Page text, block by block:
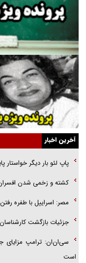
غریزه‌ی بقا و آقای باقی و رفقا
جراحی‌های زیبایی با مدرک
گفت‌وگو با همسر یکی از
انگشت‌های پا شناسایی کردیم
نسلی که آنلاین الگو می‌گیرد
گفت‌وگو با آیت‌الله جاودان/
ارتقا می‌داد
راننده مست به قانون می‌خندد
همه آقای دوربینی شده‌ایم!
قصه ناتمام سرویس مدارس
آیا مقاومت فلسطین
آخرین اخبار
پاپ لئو بار دیگر خواستار
کشته و زخمی شدن افسران
مصر: اسراییل با طفره
جزئیات بازگشت
سی‌ان‌ان: ترامپ مزایای
است